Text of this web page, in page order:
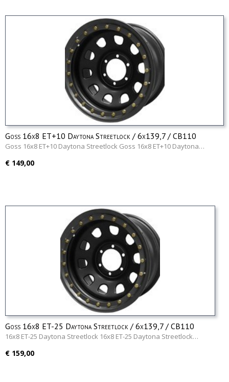
Goss 16x8 ET+10 Daytona Streetlock / 6x139,7 / CB110
Goss 16x8 ET+10 Daytona Streetlock Goss 16x8 ET+10 Daytona…
€ 149,00
Goss 16x8 ET-25 Daytona Streetlock / 6x139,7 / CB110
16x8 ET-25 Daytona Streetlock 16x8 ET-25 Daytona Streetlock…
€ 159,00